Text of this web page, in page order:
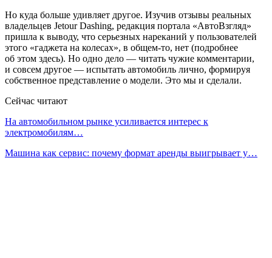
Но куда больше удивляет другое. Изучив отзывы реальных
владельцев Jetour Dashing, редакция портала «АвтоВзгляд»
пришла к выводу, что серьезных нареканий у пользователей
этого «гаджета на колесах», в общем-то, нет (подробнее
об этом здесь). Но одно дело — читать чужие комментарии,
и совсем другое — испытать автомобиль лично, формируя
собственное представление о модели. Это мы и сделали.
Сейчас читают
На автомобильном рынке усиливается интерес к
электромобилям…
Машина как сервис: почему формат аренды выигрывает у…